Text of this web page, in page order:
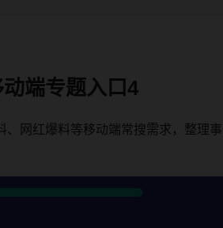
端专题入口4
网红爆料等移动端常搜需求，整理